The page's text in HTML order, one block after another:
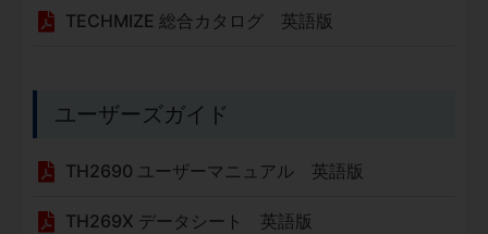
TECHMIZE 総合カタログ 英語版
ユーザーズガイド
TH2690 ユーザーマニュアル 英語版
TH269X データシート 英語版